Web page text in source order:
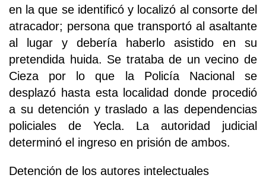
en la que se identificó y localizó al consorte del
atracador; persona que transportó al asaltante
al lugar y debería haberlo asistido en su
pretendida huida. Se trataba de un vecino de
Cieza por lo que la Policía Nacional se
desplazó hasta esta localidad donde procedió
a su detención y traslado a las dependencias
policiales de Yecla. La autoridad judicial
determinó el ingreso en prisión de ambos.
Detención de los autores intelectuales